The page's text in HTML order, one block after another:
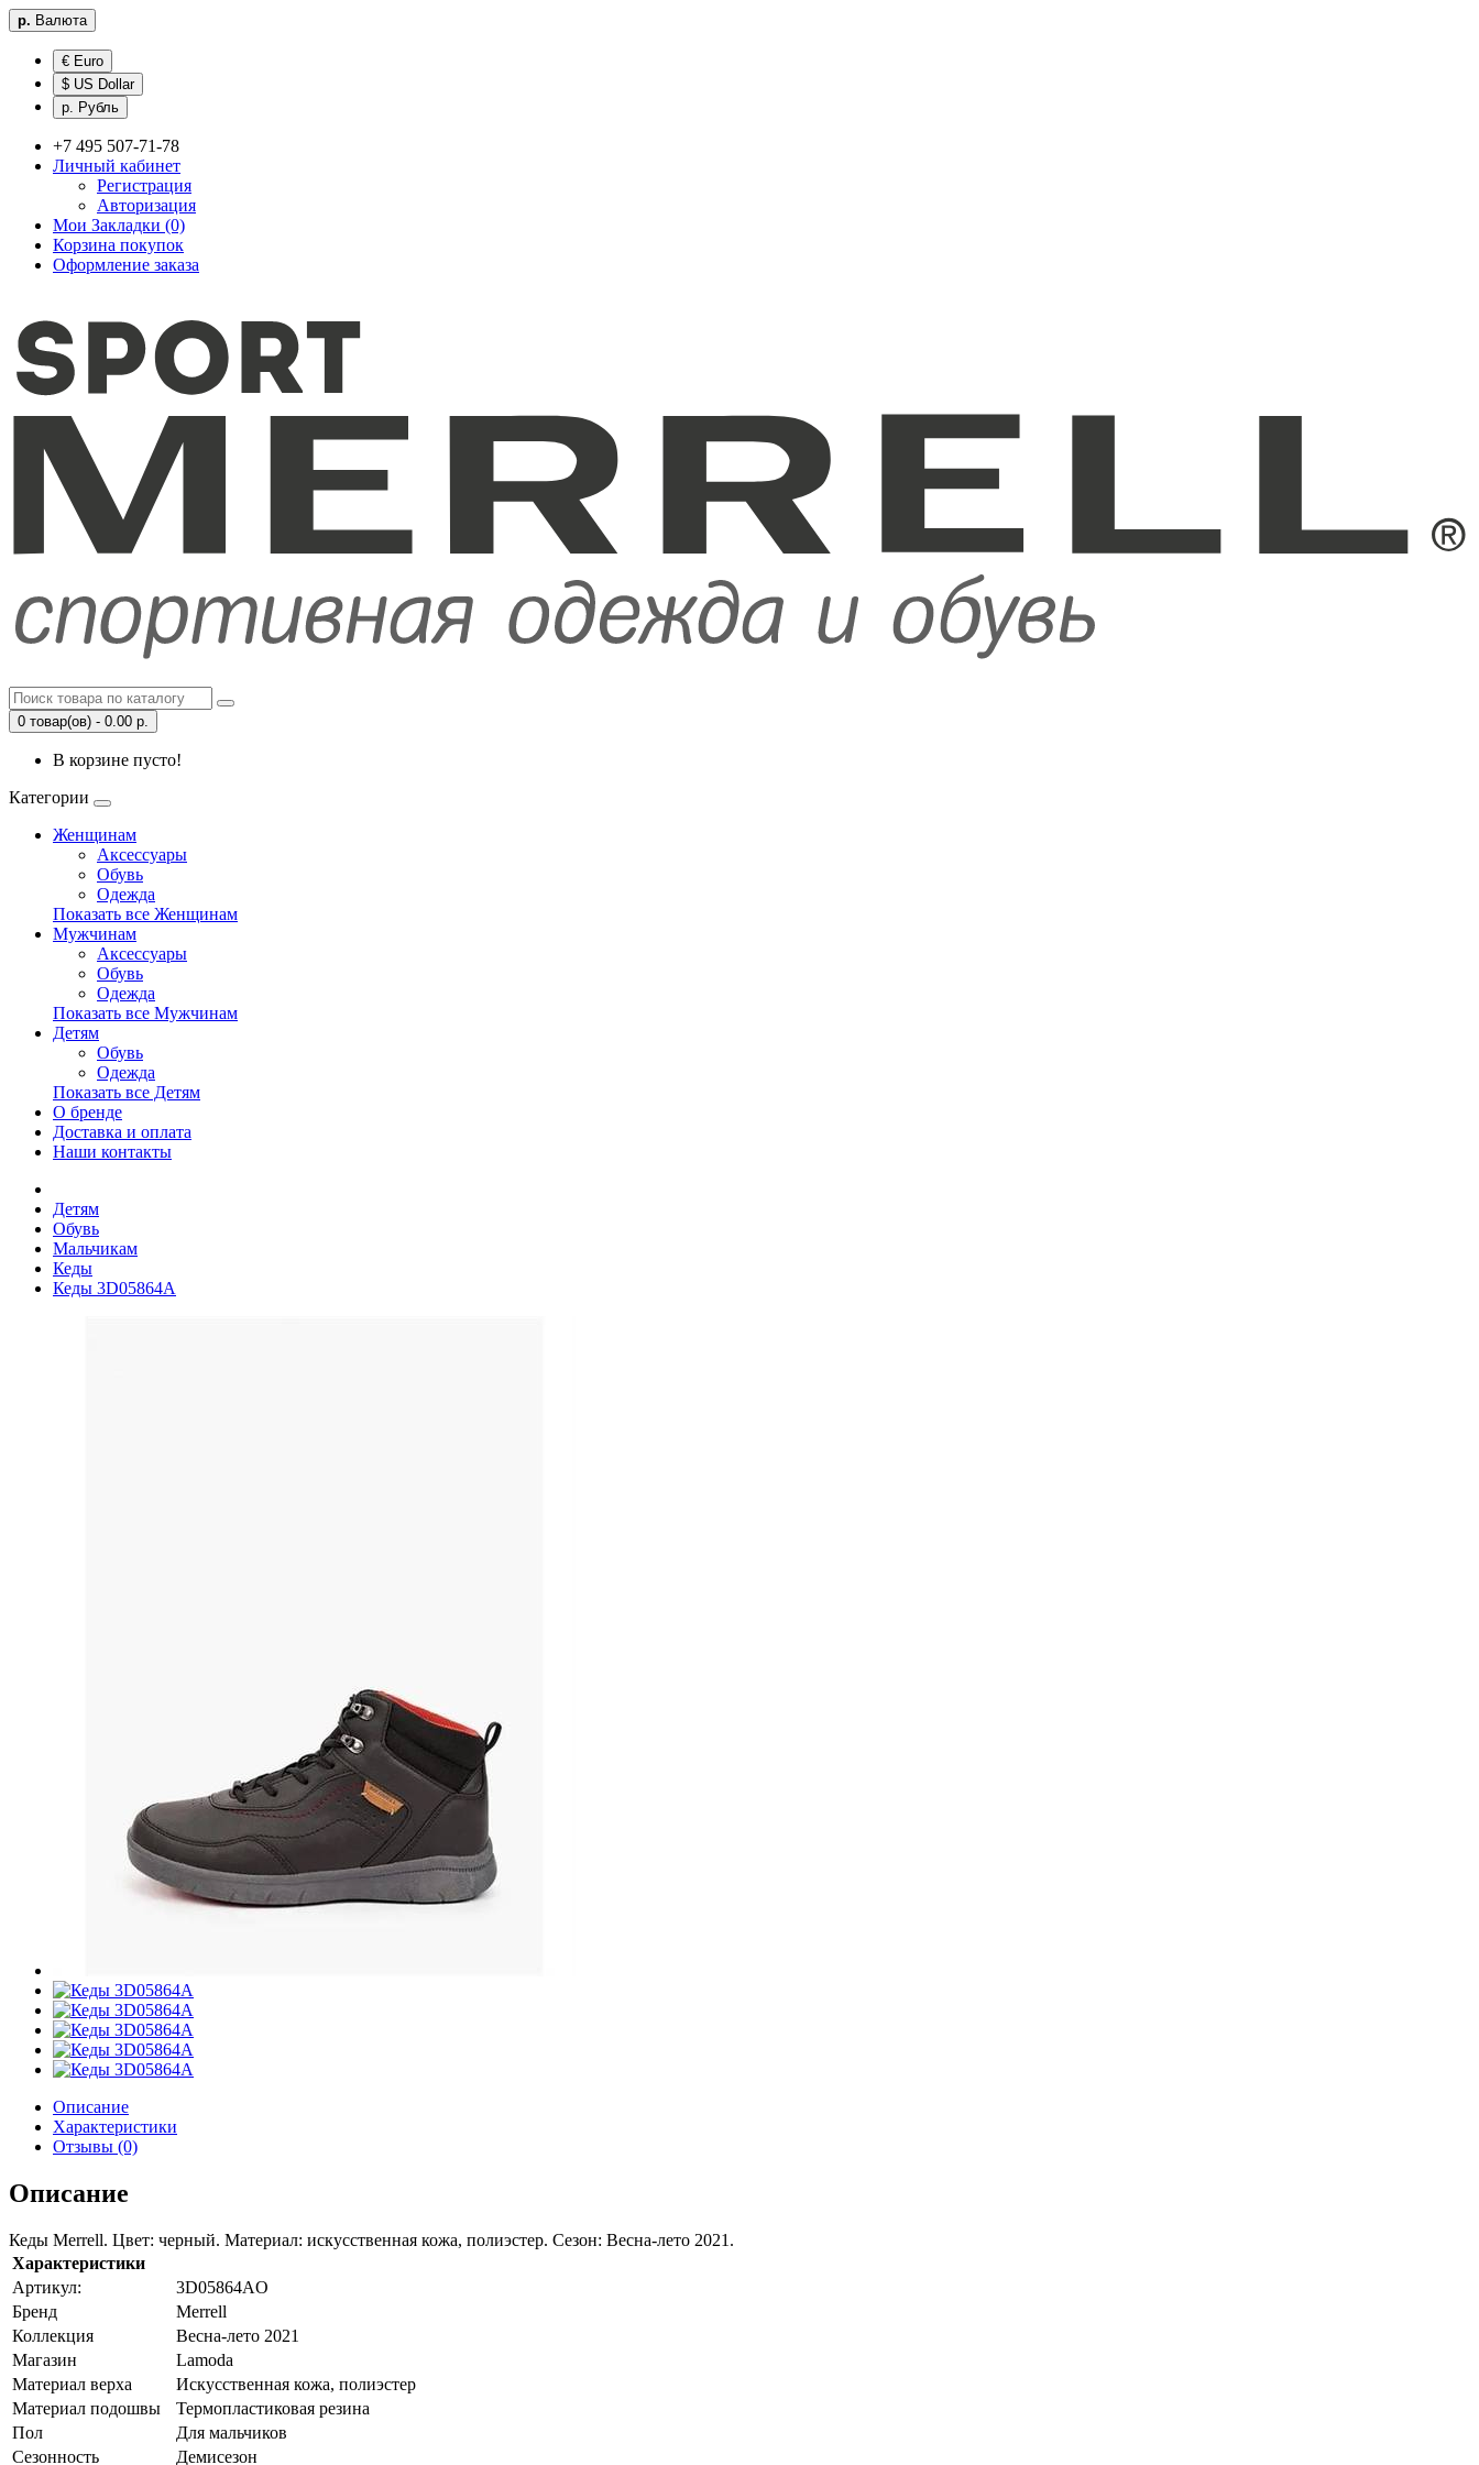
р. Валюта
€ Euro
$ US Dollar
р. Рубль
+7 495 507-71-78
Личный кабинет
Регистрация
Авторизация
Мои Закладки (0)
Корзина покупок
Оформление заказа
0 товар(ов) - 0.00 р.
В корзине пусто!
Категории
Женщинам
Аксессуары
Обувь
Одежда
Показать все Женщинам
Мужчинам
Аксессуары
Обувь
Одежда
Показать все Мужчинам
Детям
Обувь
Одежда
Показать все Детям
О бренде
Доставка и оплата
Наши контакты
Детям
Обувь
Мальчикам
Кеды
Кеды 3D05864A
Описание
Характеристики
Отзывы (0)
Описание
Кеды Merrell. Цвет: черный. Материал: искусственная кожа, полиэстер. Сезон: Весна-лето 2021.
Характеристики
Артикул:
3D05864AО
Бренд
Merrell
Коллекция
Весна-лето 2021
Магазин
Lamoda
Материал верха
Искусственная кожа, полиэстер
Материал подошвы
Термопластиковая резина
Пол
Для мальчиков
Сезонность
Демисезон